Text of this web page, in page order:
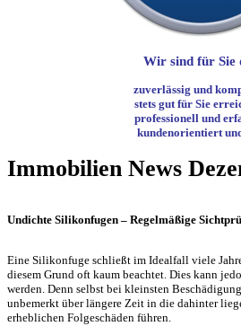
Wir sind für Sie
zuverlässig und
stets gut für Sie
professionell und
kundenorientiert
Immobilien News
Undichte Silikonfugen – Regelmäßige
Eine Silikonfuge schließt im Idealfall viele
diesem Grund oft kaum beachtet. Dies kann
werden. Denn selbst bei kleinsten
unbemerkt über längere Zeit in die dahinter
erheblichen Folgeschäden führen.